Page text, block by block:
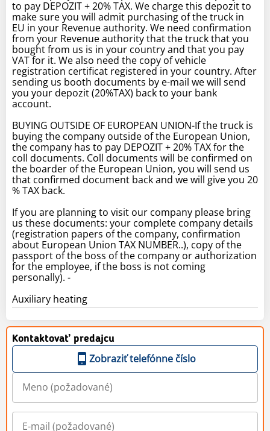
to pay DEPOZIT + 20% TAX. We charge this depozit to
make sure you will admit purchasing of the truck in
EU in your Revenue authority. We need confirmation
from your Revenue authority that the truck that you
bought from us is in your country and that you pay
VAT for it. We also need the copy of vehicle
registration certificat registered in your country. After
sending us booth documents by e-mail we will send
you your depozit (20%TAX) back to your bank
account.
BUYING OUTSIDE OF EUROPEAN UNION-If the truck is
buying the company outside of the European Union,
the company has to pay DEPOZIT + 20% TAX for the
coll documents. Coll documents will be confirmed on
the boarder of the European Union, you will send us
that confirmed document back and we will give you 20
% TAX back.
If you are planning to visit our company please bring
us these documents: your complete company details
(registration papers of the company, confirmation
about European Union TAX NUMBER..), copy of the
passport of the boss of the company or authorization
for the employee, if the boss is not coming
personally). -
Auxiliary heating
Kontaktovať predajcu
Zobraziť telefónne číslo